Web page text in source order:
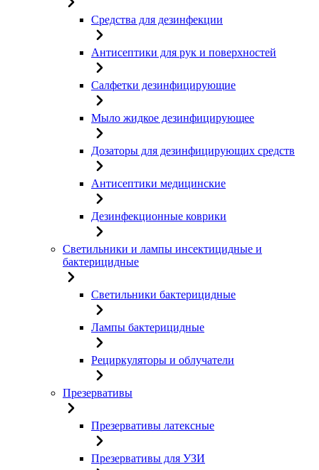
Средства для дезинфекции
Антисептики для рук и поверхностей
Салфетки дезинфицирующие
Мыло жидкое дезинфицирующее
Дозаторы для дезинфицирующих средств
Антисептики медицинские
Дезинфекционные коврики
Светильники и лампы инсектицидные и
бактерицидные
Светильники бактерицидные
Лампы бактерицидные
Рециркуляторы и облучатели
Презервативы
Презервативы латексные
Презервативы для УЗИ